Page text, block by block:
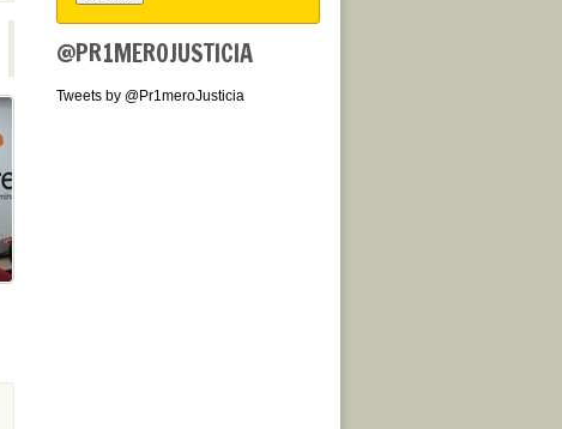
@PR1MEROJUSTICIA
Tweets by @Pr1meroJusticia